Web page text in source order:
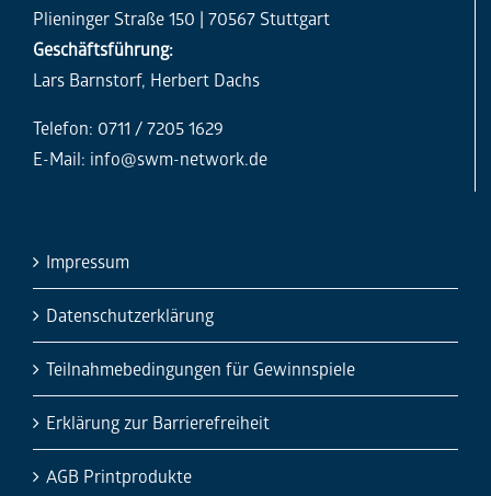
Plieninger Straße 150 | 70567 Stuttgart
Geschäftsführung:
Lars Barnstorf, Herbert Dachs
Telefon: 0711 / 7205 1629
E-Mail: info@swm-network.de
Impressum
Datenschutzerklärung
Teilnahmebedingungen für Gewinnspiele
Erklärung zur Barrierefreiheit
AGB Printprodukte